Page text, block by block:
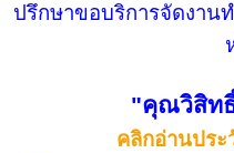
ปรึกษาขอบริการจัดงาน
"คุณวิสิท
คลิกอ่านปร